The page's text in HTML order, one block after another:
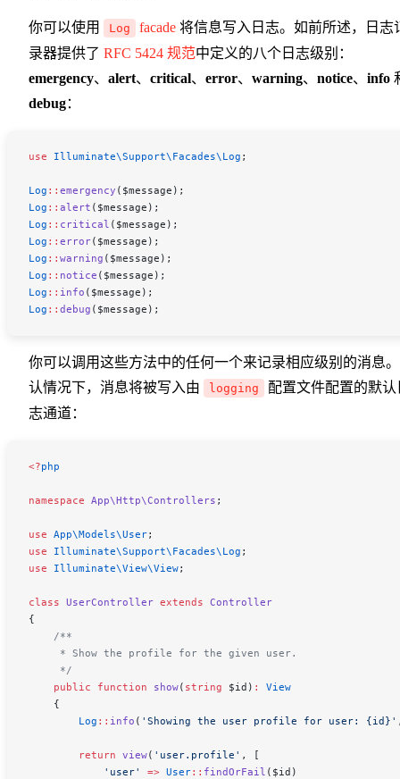
你可以使用 Log facade 将信息写入日志。如前所述，日志
录器提供了 RFC 5424 规范中定义的八个日志级别：
emergency、 alert、 critical、 error、 warning、 notice、 info
debug：
use Illuminate\Support\Facades\ Log ;
Log :: emergency ( $message );
Log :: alert ( $message );
Log :: critical ( $message );
Log :: error( $message );
Log :: warning ( $message );
Log :: notice ( $message );
Log :: info ( $message );
Log :: debug ( $message );
你可以调用这些方法中的任何一个来记录相应级别的消息
认情况下，消息将被写入由
logging
配置文件配置的默认
志通道：
<?php
namespace App\Http\Controllers ;
use App\Models\User;
use Illuminate\Support\Facades\ Log ;
use Illuminate\View\View;
class UserController extends Controller
{
    /**
     * Show the profile for the given user.
     */
    public
function show( string $id ) :
View
    {
        Log
:: info ( 'Showing the user profile for user: {id}'
        return
view( 'user.profile' ,
[
            'user'
=> User:: findOrFail ( $id )